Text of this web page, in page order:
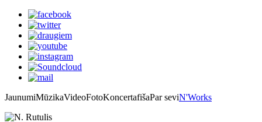
JaunumiMūzikaVideoFotoKoncertafišaPar seviN'Works